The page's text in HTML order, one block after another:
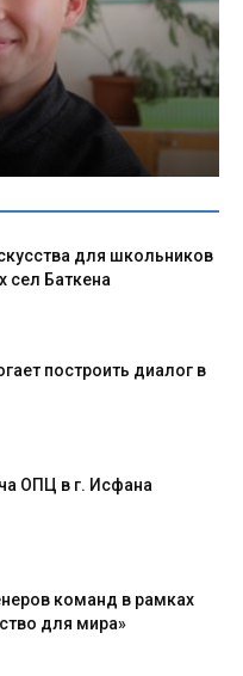
для школьников
сел Баткена
построить диалог в
ОПЦ в г. Исфана
команд в рамках
для мира»